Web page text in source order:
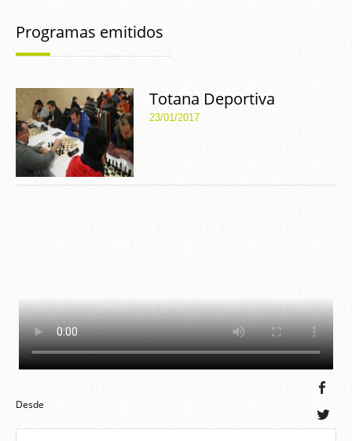
Programas emitidos
Totana Deportiva
23/01/2017
Desde